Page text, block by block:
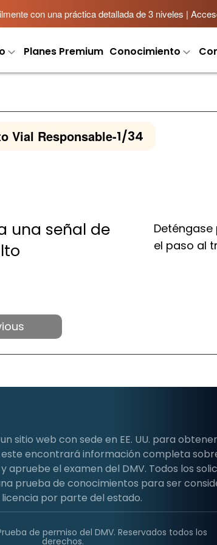
con una práctica detallada de 3 niveles |
Planes Premium Conocimiento
Vial Responsable-1/34
una señal de
el paso al
sitio web con sede en EE. UU. para
este encontrará información completa
apruebe el examen del DMV. Todos los
prueba de conocimientos para ser
por parte del estado.
de permiso del DMV. Reservados todos los
derechos.